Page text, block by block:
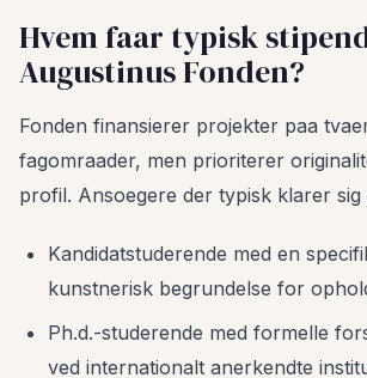
Hvem faar typisk
Augustinus Fonden?
Fonden finansierer projekter paa
fagomraader, men prioriterer
profil. Ansoegere der typisk klarer sig
Kandidatstuderende med en
kunstnerisk begrundelse for
Ph.d.-studerende med formelle
ved internationalt anerkendte